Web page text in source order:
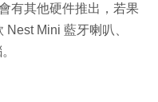
有其他硬件推出，若果
Mini 藍牙喇叭、